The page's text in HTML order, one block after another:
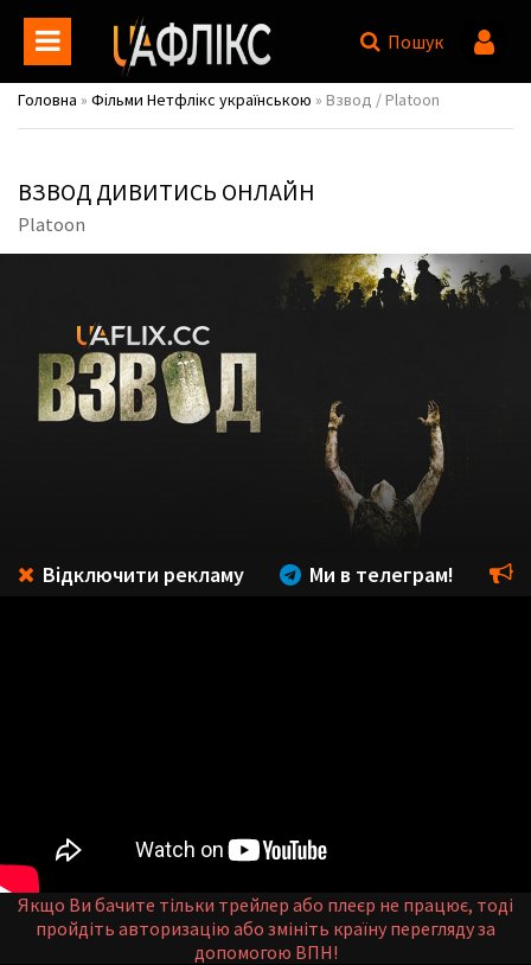
Пошук
Головна » Фільми Нетфлікс українською » Взвод / Platoon
ВЗВОД ДИВИТИСЬ ОНЛАЙН
Platoon
Відключити рекламу Ми в телеграм!
Якщо Ви бачите тільки трейлер або плеєр не працює, тоді
пройдіть авторизацію або змініть країну перегляду за
допомогою ВПН!